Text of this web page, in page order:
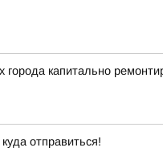
капитально
отправиться!